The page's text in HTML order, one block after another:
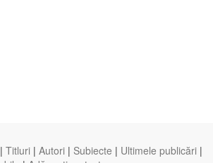
| Titluri | Autori | Subiecte | Ultimele publicări |